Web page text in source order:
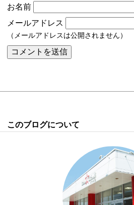
お名前
メールアドレス
（メールアドレスは公開されません）
このブログについて